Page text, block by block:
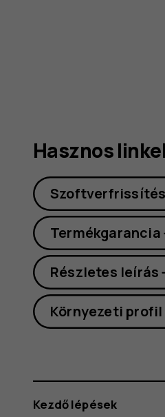
Hasznos
Termékgarancia
Részletes leírás
Környezeti profil
Kezdő lépések